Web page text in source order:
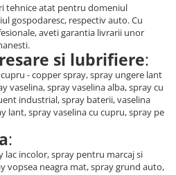
tehnice atat pentru domeniul
gospodaresc, respectiv auto. Cu
aveti garantia livrarii unor
si lubrifiere:
- copper spray, spray ungere lant
vaselina, spray vaselina alba, spray cu
industrial, spray baterii, vaselina
lant, spray vaselina cu cupru, spray pe
:
lac incolor, spray pentru marcaj si
vopsea neagra mat, spray grund auto,